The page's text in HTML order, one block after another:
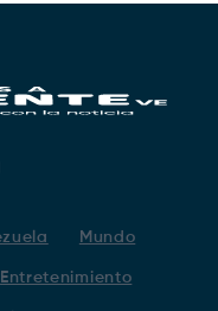
Mundo
Entretenimiento